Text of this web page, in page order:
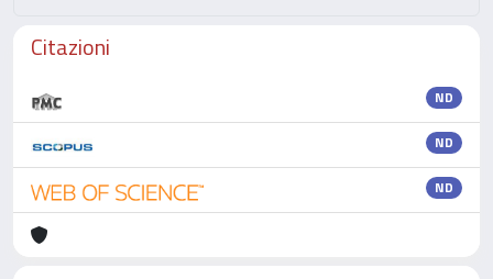
Citazioni
ND
ND
ND